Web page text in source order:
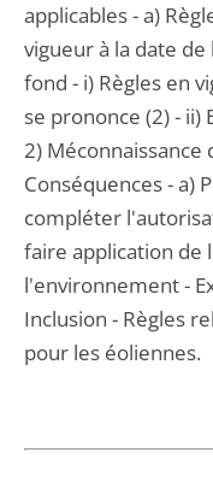
applicables - a)
vigueur à la date
fond - i) Règles en
se prononce (2) - ii)
2)
Conséquences - a)
compléter
faire application de
l'environnement -
Inclusion - Règles
pour les éoliennes.